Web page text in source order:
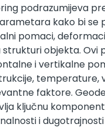
podrazumijeva
kako bi se
pomaci,
objekta. Ovi
i vertikalne
temperature,
faktore.
ključnu
i